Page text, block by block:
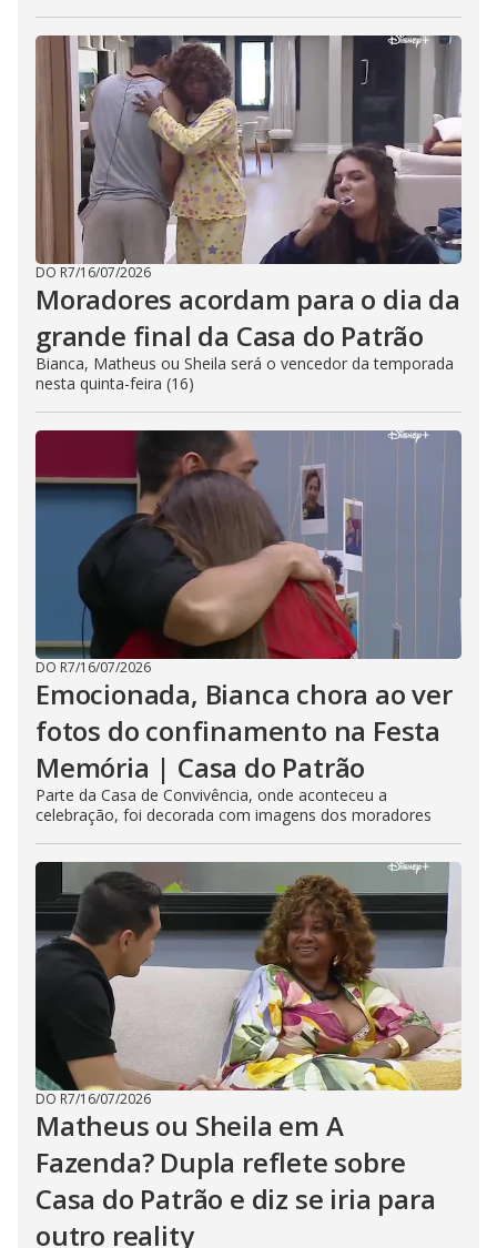
DO R7/16/07/2026
Moradores acordam para o dia da
grande final da Casa do Patrão
Bianca, Matheus ou Sheila será o vencedor da temporada
nesta quinta-feira (16)
DO R7/16/07/2026
Emocionada, Bianca chora ao ver
fotos do confinamento na Festa
Memória | Casa do Patrão
Parte da Casa de Convivência, onde aconteceu a
celebração, foi decorada com imagens dos moradores
DO R7/16/07/2026
Matheus ou Sheila em A
Fazenda? Dupla reflete sobre
Casa do Patrão e diz se iria para
outro reality